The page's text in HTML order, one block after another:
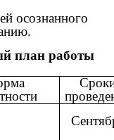
осознанного
план работы